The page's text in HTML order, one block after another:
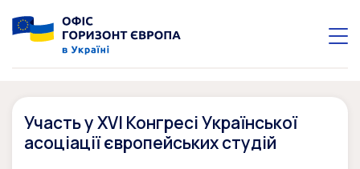
Участь у XVI Конгресі Української
асоціації європейських студій